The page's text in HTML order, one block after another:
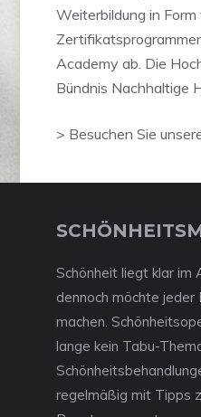
Weiterbildung in
Academy ab. Die
Bündnis Nachhaltige
> Besuchen Sie
Schönheit liegt klar im
dennoch möchte jeder
machen.
lange kein Tabu-
regelmäßig mit Tipps